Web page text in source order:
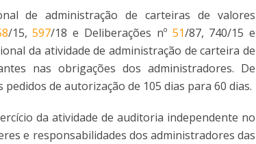
de administração de carteiras de valores
/15,597/18 e Deliberações nº 51/87, 740/15 e
da atividade de administração de carteira de
nas obrigações dos administradores. De
de autorização de 105 dias para 60 dias.
da atividade de auditoria independente no
e responsabilidades dos administradores das